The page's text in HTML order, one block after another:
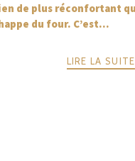
de plus réconfortant
du four. C’est...
LIRE LA SUITE